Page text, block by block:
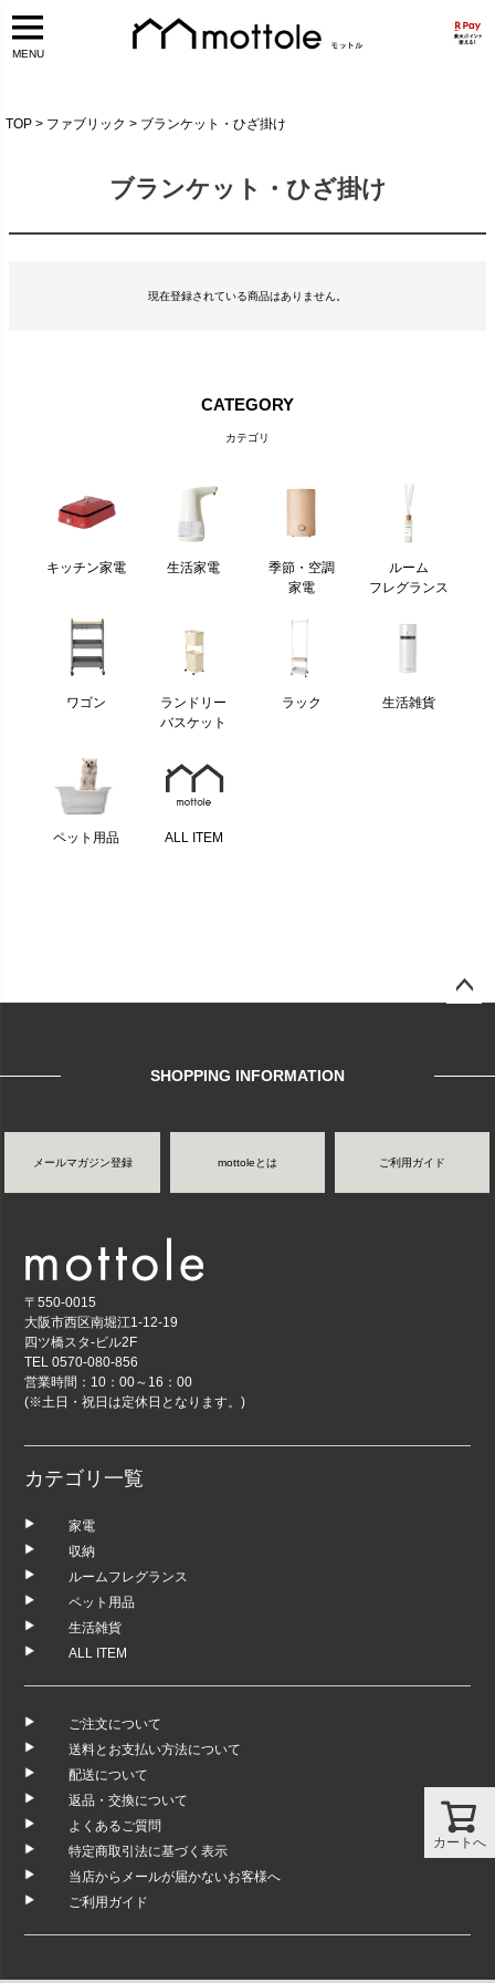
MENU
TOP ファブリック ブランケット・ひざ掛け
ブランケット・ひざ掛け
現在登録されている商品はありません。
CATEGORY
カテゴリ
キッチン家電 生活家電
季節・空調
家電
ルーム
フレグランス
ワゴン
ランドリー
バスケット
ラック 生活雑貨
ペット用品 ALL ITEM
カートへ
SHOPPING INFORMATION
メールマガジン登録 mottoleとは ご利用ガイド
〒550-0015
大阪市西区南堀江1-12-19
四ツ橋スタ-ビル2F
TEL 0570-080-856
営業時間：10：00～16：00
(※土日・祝日は定休日となります。)
カテゴリ一覧
家電
収納
ルームフレグランス
ペット用品
生活雑貨
ALL ITEM
ご注文について
送料とお支払い方法について
配送について
返品・交換について
よくあるご質問
特定商取引法に基づく表示
当店からメールが届かないお客様へ
ご利用ガイド